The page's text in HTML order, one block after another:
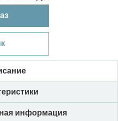
информация